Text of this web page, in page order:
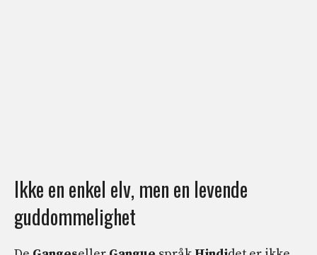
Ikke en enkel elv, men en levende
guddommelighet